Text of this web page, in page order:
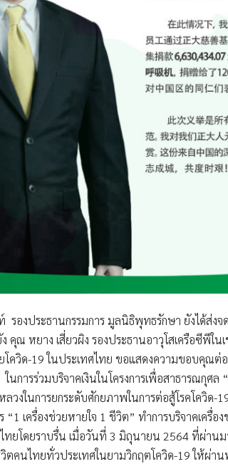
รองประธานกรรมการ มูลนิธิพุทธรักษา ยังได้ส่ง
คุณ หยาง เสี่ยวผิง รองประธานอาวุโสเครือซีพีใน
ควิด-19 ในประเทศไทย ขอแสดงความขอบคุณต่
การร่วมบริจาคเงินในโครงการเพื่อสาธารณกุศล
วงในการยกระดับศักยภาพในการต่อสู้โรคโควิด-
“1 เครื่องช่วยหายใจ 1 ชีวิต” ทำการบริจาคเครื่
ยโดยราบรื่น เมื่อวันที่ 3 มิถุนายน 2564 ที่ผ่านม
คนไทยทั่วประเทศในยามวิกฤตโควิด-19 ให้ผ่าน